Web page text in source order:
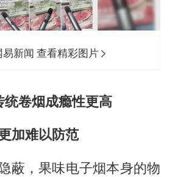
新闻 查看精彩图片
统卷烟成瘾性更高
加难以防范
蔽，果味电子烟本身的物